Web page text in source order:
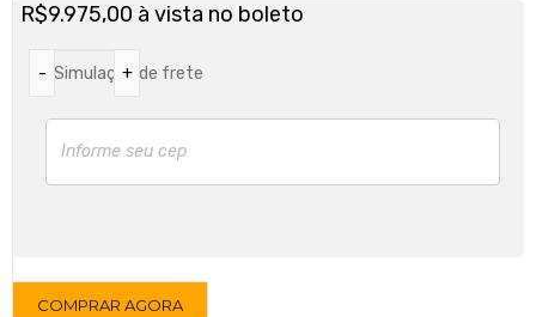
R$9.975,00 à vista no boleto
Simulação de frete
COMPRAR AGORA